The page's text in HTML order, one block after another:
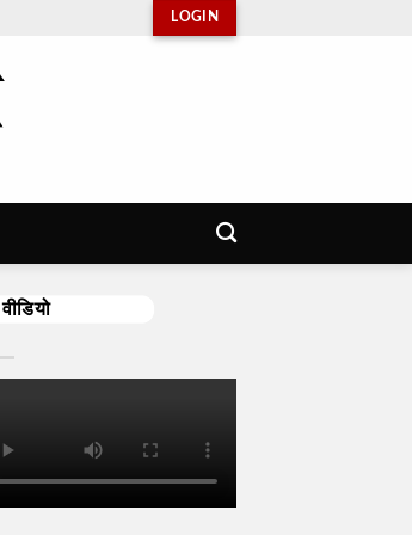
LOGIN
वीडियो